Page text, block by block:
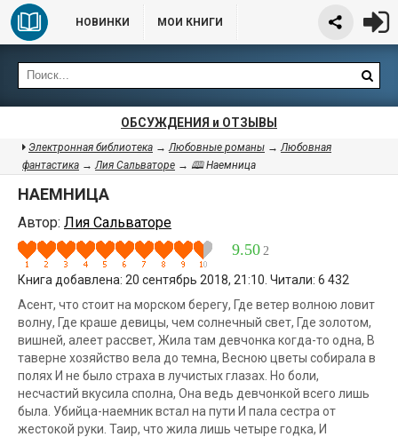
НОВИНКИ МОИ КНИГИ
ОБСУЖДЕНИЯ и ОТЗЫВЫ
Электронная библиотека →Любовные романы →Любовная
фантастика →Лия Сальваторе → 🕮 Наемница
НАЕМНИЦА
Автор: Лия Сальваторе
9.50 2
Книга добавлена: 20 сентябрь 2018, 21:10. Читали: 6 432
Асент, что стоит на морском берегу, Где ветер волною ловит
волну, Где краше девицы, чем солнечный свет, Где золотом,
вишней, алеет рассвет, Жила там девчонка когда-то одна, В
таверне хозяйство вела до темна, Весною цветы собирала в
полях И не было страха в лучистых глазах. Но боли,
несчастий вкусила сполна, Она ведь девчонкой всего лишь
была. Убийца-наемник встал на пути И пала сестра от
жестокой руки. Таир, что жила лишь четыре годка, И